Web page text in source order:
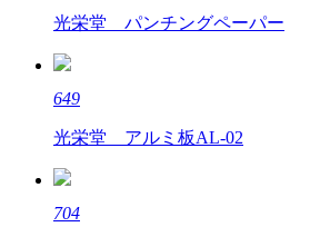
光栄堂 パンチングペーパー
649
光栄堂 アルミ板AL-02
704